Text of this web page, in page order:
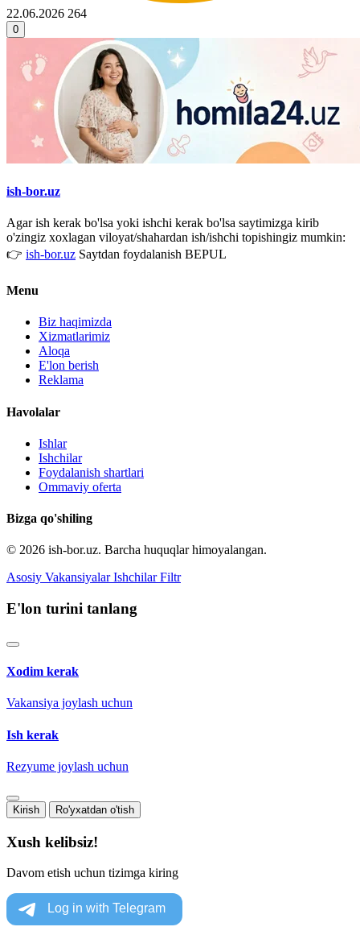
22.06.2026 264
0
ish-bor.uz
Agar ish kerak bo'lsa yoki ishchi kerak bo'lsa saytimizga kirib
o'zingiz xoxlagan viloyat/shahardan ish/ishchi topishingiz mumkin:
👉 ish-bor.uz Saytdan foydalanish BEPUL
Menu
Biz haqimizda
Xizmatlarimiz
Aloqa
E'lon berish
Reklama
Havolalar
Ishlar
Ishchilar
Foydalanish shartlari
Ommaviy oferta
Bizga qo'shiling
© 2026 ish-bor.uz. Barcha huquqlar himoyalangan.
Asosiy Vakansiyalar Ishchilar Filtr
E'lon turini tanlang
Xodim kerak
Vakansiya joylash uchun
Ish kerak
Rezyume joylash uchun
Kirish Ro'yxatdan o'tish
Xush kelibsiz!
Davom etish uchun tizimga kiring